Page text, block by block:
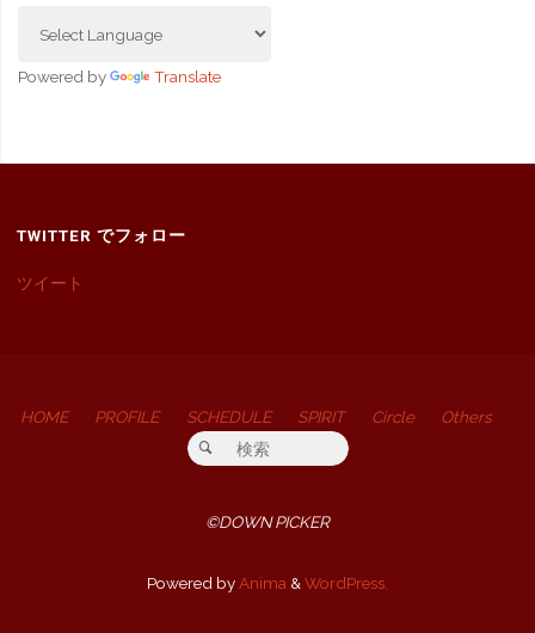
Powered by Translate
TWITTER でフォロー
ツイート
HOME PROFILE SCHEDULE SPIRIT Circle
Others
検索対象:
検索
©DOWN PICKER
Powered by Anima & WordPress.